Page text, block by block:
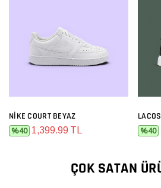
NIKE COURT BEYAZ
%40 1,399.99 TL %40
ÇOK SATAN